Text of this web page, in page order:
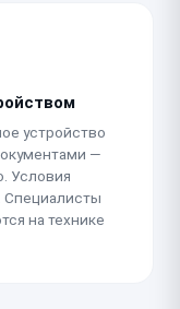
устройство
—
Условия
. Специалисты
на технике